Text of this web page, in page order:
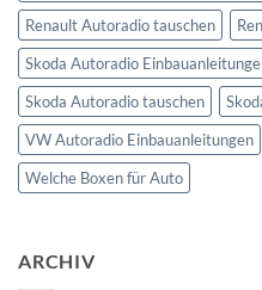
Renault Autoradio tauschen
Skoda Autoradio
Skoda Autoradio tauschen
VW Autoradio Einbauanleitungen
Welche Boxen für Auto
ARCHIV